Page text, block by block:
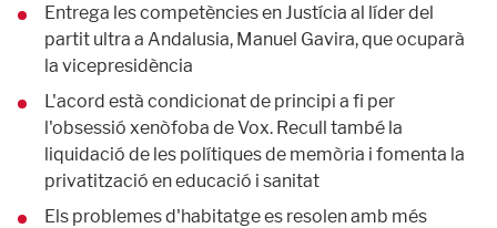
Entrega les competències en Justícia al líder del
partit ultra a Andalusia, Manuel Gavira, que ocuparà
la vicepresidència
L'acord està condicionat de principi a fi per
l'obsessió xenòfoba de Vox. Recull també la
liquidació de les polítiques de memòria i fomenta la
privatització en educació i sanitat
Els problemes d'habitatge es resolen amb més